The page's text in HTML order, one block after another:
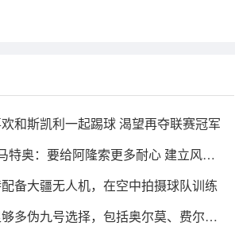
和斯凯利一起踢球 渴望再夺联赛冠军
特奥：要给阿隆索更多耐心 建立风格
备大疆无人机，在空中拍摄球队训练
多伪九号选择，包括奥尔莫、费尔明